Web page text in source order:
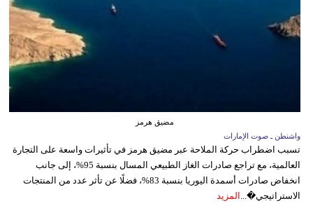
مضيق هرمز
واشنطن ـ صوت الإمارات
تسبب اضطراب حركة الملاحة عبر مضيق هرمز في تأثيرات واسعة على التجارة
العالمية، مع تراجع صادرات الغاز الطبيعي المسال بنسبة 95%، إلى جانب
انخفاض صادرات أسمدة اليوريا بنسبة 83%، فضلًا عن تأثر عدد من المنتجات
الاستراتيجي�... المزيد